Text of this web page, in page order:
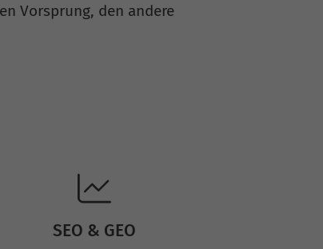
Vorsprung, den andere
SEO & GEO